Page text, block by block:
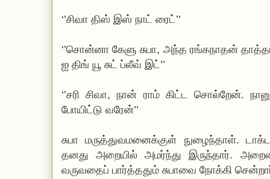
‘’சிவா திஸ் இஸ் நாட் ரைட்’’
‘’சொன்னா கேளு சுபா, அந்த ரங்கநாதன்
ஐ திங் யூ சுட் ப்லீவ் இட்’’
‘’சரி சிவா, நான் ராம் கிட்ட சொல்றேன்.
போயிட்டு வரேன்’’
சுபா மருத்துவமனைக்குள் நுழைந்தாள்.
தனது அறையில் அமர்ந்து இருந்தார்.
வருவதைப் பார்த்ததும் சுபாவை நோக்கி